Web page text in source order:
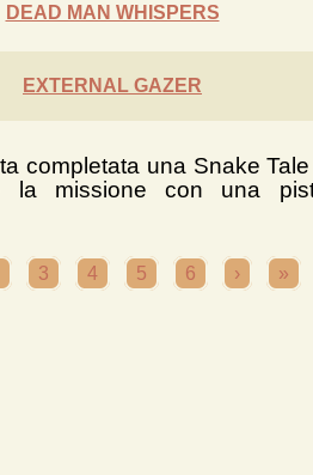
DEAD MAN WHISPERS
EXTERNAL GAZER
completata una Snake
la missione con una
3 4 5 6 › »